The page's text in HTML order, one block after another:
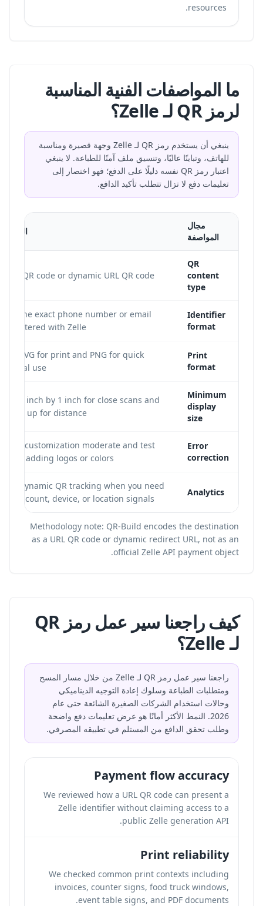
resources.
ما المواصفات الفنية المناسبة
لرمز QR لـ Zelle؟
ينبغي أن يستخدم رمز QR لـ Zelle وجهة قصيرة ومناسبة
للهاتف، وتباينًا عاليًا، وتنسيق ملف آمنًا للطباعة. لا ينبغي
اعتبار رمز QR نفسه دليلًا على الدفع؛ فهو اختصار إلى
تعليمات دفع لا تزال تتطلب تأكيد الدافع.
مجال
المواصفة
التوصية
QR
content
type
URL QR code or dynamic URL QR code.
Identifier
format
Use the exact phone number or email
registered with Zelle.
Print
format
Use SVG for print and PNG for quick
digital use.
Minimum
display
size
Use 1 inch by 1 inch for close scans and
scale up for distance.
Error
correction
Keep customization moderate and test
after adding logos or colors.
Analytics
Use dynamic QR tracking when you need
scan count, device, or location signals.
Methodology note: QR-Build encodes the destination
as a URL QR code or dynamic redirect URL, not as an
official Zelle API payment object.
كيف راجعنا سير عمل رمز QR
لـ Zelle؟
راجعنا سير عمل رمز QR لـ Zelle من خلال مسار المسح
ومتطلبات الطباعة وسلوك إعادة التوجيه الديناميكي
وحالات استخدام الشركات الصغيرة الشائعة حتى عام
2026. النمط الأكثر أمانًا هو عرض تعليمات دفع واضحة
وطلب تحقق الدافع من المستلم في تطبيقه المصرفي.
Payment flow accuracy
We reviewed how a URL QR code can present a
Zelle identifier without claiming access to a
public Zelle generation API.
Print reliability
We checked common print contexts including
invoices, counter signs, food truck windows,
event table signs, and PDF documents.